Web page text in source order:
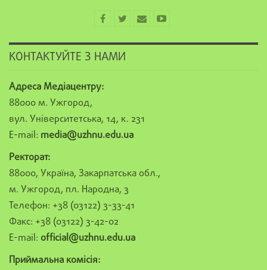
КОНТАКТУЙТЕ З НАМИ
Адреса Медіацентру:
88000 м. Ужгород,
вул. Університетська, 14, к. 231
E-mail: media@uzhnu.edu.ua
Ректорат:
88000, Україна, Закарпатська обл.,
м. Ужгород, пл. Народна, 3
Телефон: +38 (03122) 3-33-41
Факс: +38 (03122) 3-42-02
E-mail: official@uzhnu.edu.ua
Приймальна комісія: